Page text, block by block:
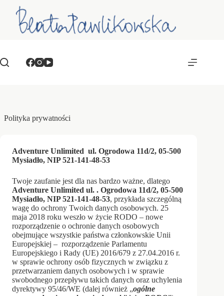
Polityka prywatności
Adventure Unlimited ul. Ogrodowa 11d/2, 05-500
Mysiadło, NIP 521-141-48-53
Twoje zaufanie jest dla nas bardzo ważne, dlatego
Adventure Unlimited ul. . Ogrodowa 11d/2, 05-500
Mysiadło, NIP 521-141-48-53, przykłada szczególną
wagę do ochrony Twoich danych osobowych. 25
maja 2018 roku weszło w życie RODO – nowe
rozporządzenie o ochronie danych osobowych
obejmujące wszystkie państwa członkowskie Unii
Europejskiej – rozporządzenie Parlamentu
Europejskiego i Rady (UE) 2016/679 z 27.04.2016 r.
w sprawie ochrony osób fizycznych w związku z
przetwarzaniem danych osobowych i w sprawie
swobodnego przepływu takich danych oraz uchylenia
dyrektywy 95/46/WE (dalej również „ogólne